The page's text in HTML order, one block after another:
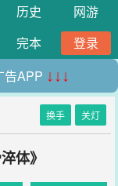
历史
网游
完本
登录
告APP ↓↓↓
换手 关灯
体》